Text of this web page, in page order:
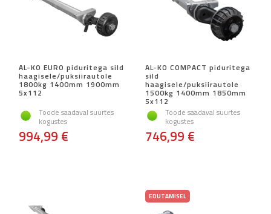
AL-KO EURO piduritega sild
haagisele/puksiirautole
1800kg 1400mm 1900mm
5x112
Toode saadaval suurtes
kogustes
994,99 €
AL-KO COMPACT piduritega
sild
haagisele/puksiirautole
1500kg 1400mm 1850mm
5x112
Toode saadaval suurtes
kogustes
746,99 €
EDUTAMISEL